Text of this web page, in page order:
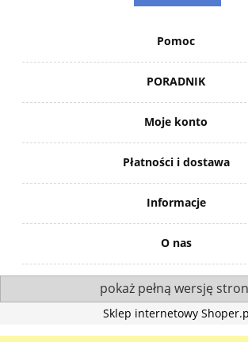
Pomoc
PORADNIK
Moje konto
Płatności i dostawa
Informacje
O nas
pokaż pełną wersję
Sklep internetowy